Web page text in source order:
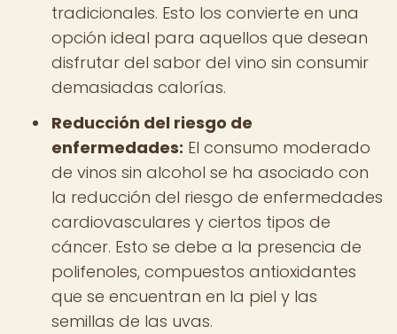
tradicionales. Esto los convierte en una
opción ideal para aquellos que desean
disfrutar del sabor del vino sin consumir
demasiadas calorías.
Reducción del riesgo de
enfermedades: El consumo moderado
de vinos sin alcohol se ha asociado con
la reducción del riesgo de enfermedades
cardiovasculares y ciertos tipos de
cáncer. Esto se debe a la presencia de
polifenoles, compuestos antioxidantes
que se encuentran en la piel y las
semillas de las uvas.